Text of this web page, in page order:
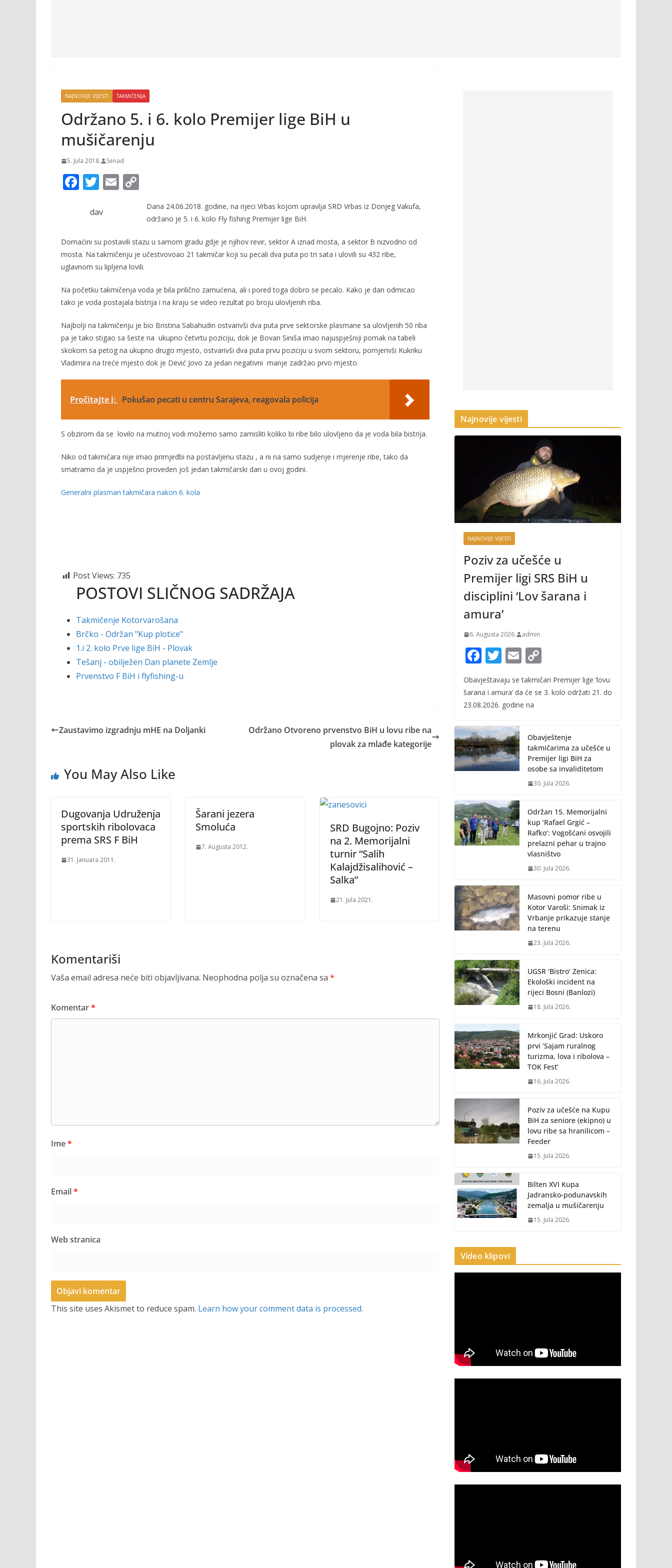
NAJNOVIJE VIJESTI TAKMIČENJA
Održano 5. i 6. kolo Premijer lige BiH u
mušičarenju
5. Jula 2018. Senad
F
o
o
T
itt
E
p
Li
n
dav
Dana 24.06.2018. godine, na rijeci Vrbas kojom upravlja SRD Vrbas iz Donjeg Vakufa,
održano je 5. i 6. kolo Fly fishing Premijer lige BiH.
Domaćini su postavili stazu u samom gradu gdje je njihov revir, sektor A iznad mosta, a sektor B nizvodno od
mosta. Na takmičenju je učestvovoao 21 takmičar koji su pecali dva puta po tri sata i ulovili su 432 ribe,
uglavnom su lipljena lovili.
Na početku takmičenja voda je bila prilično zamućena, ali i pored toga dobro se pecalo. Kako je dan odmicao
tako je voda postajala bistrija i na kraju se video rezultat po broju ulovljenih riba.
Najbolji na takmičenju je bio Bristina Sabahudin ostvarivši dva puta prve sektorske plasmane sa ulovljenih 50 riba
pa je tako stigao sa šeste na ukupno četvrtu poziciju, dok je Bovan Siniša imao najuspješniji pomak na tabeli
skokom sa petog na ukupno drugo mjesto, ostvarivši dva puta prvu poziciju u svom sektoru, pomjerivši Kukriku
Vladimira na treće mjesto dok je Dević Jovo za jedan negativni manje zadržao prvo mjesto.
Pročitajte i: Pokušao pecati u centru Sarajeva, reagovala policija
S obzirom da se lovilo na mutnoj vodi možemo samo zamisliti koliko bi ribe bilo ulovljeno da je voda bila bistrija.
Niko od takmičara nije imao primjedbi na postavljenu stazu , a ni na samo sudjenje i mjerenje ribe, tako da
smatramo da je uspješno proveden još jedan takmičarski dan u ovoj godini.
Generalni plasman takmičara nakon 6. kola
Post Views: 735
POSTOVI SLIČNOG SADRŽAJA
Takmičenje Kotorvarošana
Brčko - Održan "Kup plotice"
1.i 2. kolo Prve lige BiH - Plovak
Tešanj - obilježen Dan planete Zemlje
Prvenstvo F BiH i flyfishing-u
Zaustavimo izgradnju mHE na Doljanki
Održano Otvoreno prvenstvo BiH u lovu ribe na
plovak za mlađe kategorije
You May Also Like
Dugovanja Udruženja
sportskih ribolovaca
prema SRS F BiH
31. Januara 2011.
Šarani jezera
Smoluća
7. Augusta 2012.
SRD Bugojno: Poziv
na 2. Memorijalni
turnir “Salih
Kalajdžisalihović –
Salka”
21. Jula 2021.
Komentariši
Vaša email adresa neće biti objavljivana. Neophodna polja su označena sa *
Komentar*
Ime*
Email*
Web stranica
This site uses Akismet to reduce spam. Learn how your comment data is processed.
Najnovije vijesti
NAJNOVIJE VIJESTI
Poziv za učešće u
Premijer ligi SRS BiH u
disciplini ‘Lov šarana i
amura’
6. Augusta 2026. admin
F
ac
e
b
o
k
T
itt
er
E
m
ai
l
o
p
n
k
Obavještavaju se takmičari Premijer lige ‘lovu
šarana i amura’ da će se 3. kolo održati 21. do
23.08.2026. godine na
Obavještenje
takmičarima za učešće u
Premijer ligi BiH za
osobe sa invaliditetom
30. Jula 2026.
Održan 15. Memorijalni
kup ‘Rafael Grgić –
Rafko’: Vogošćani osvojili
prelazni pehar u trajno
vlasništvo
30. Jula 2026.
Masovni pomor ribe u
Kotor Varoši: Snimak iz
Vrbanje prikazuje stanje
na terenu
23. Jula 2026.
UGSR ‘Bistro’ Zenica:
Ekološki incident na
rijeci Bosni (Banlozi)
18. Jula 2026.
Mrkonjić Grad: Uskoro
prvi ‘Sajam ruralnog
turizma, lova i ribolova –
TOK Fest’
16. Jula 2026.
Poziv za učešće na Kupu
BiH za seniore (ekipno) u
lovu ribe sa hranilicom –
Feeder
15. Jula 2026.
Bilten XVI Kupa
Jadransko-podunavskih
zemalja u mušičarenju
15. Jula 2026.
Video klipovi